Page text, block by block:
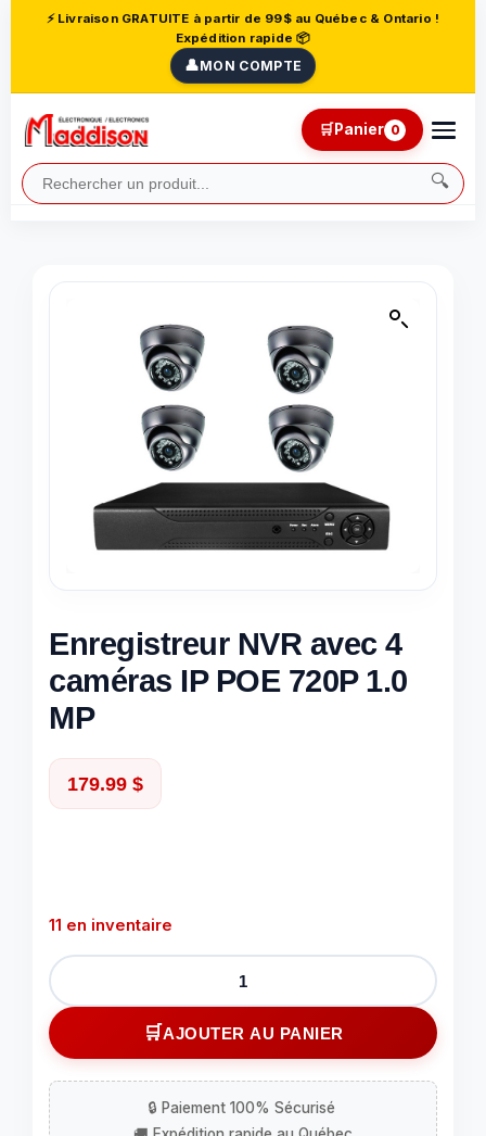
⚡ Livraison GRATUITE à partir de 99$ au Québec & Ontario !
Expédition rapide 📦
👤MON COMPTE
🔍
🛒Panier 0
Enregistreur NVR avec 4
caméras IP POE 720P 1.0
MP
179.99 $
11 en inventaire
quantité
de
Enregistreur
NVR
avec
4
caméras
AJOUTER AU PANIER